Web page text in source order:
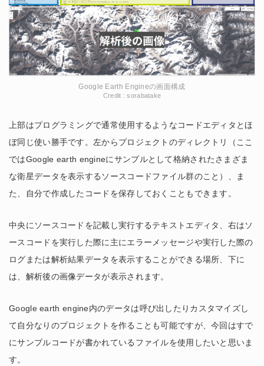
Google Earth Engineの画面構成
Credit : sorabatake
上部はプログラミングで通常使用するようなコードエディタとほ
ぼ同じ使い勝手です。左からプロジェクトのディレクトリ（ここ
ではGoogle earth engineにサンプルとして格納されたさまざま
な衛星データを表示するソースコードファイル群のこと）、ま
た、自分で作成したコードを保存しておくこともできます。
中央にソースコードを記載し実行するテキストエディタ、右はソ
ースコードを実行した際に主にエラーメッセージや実行した際の
ログまたは解析結果データを表示することができる場所、下に
は、解析後の画像データが表示されます。
Google earth engine内のデータは呼び出したりカスタマイズし
て自分なりのプロジェクトを作ることも可能ですが、今回はすで
にサンプルコードが書かれているファイルを使用したいと思いま
す。